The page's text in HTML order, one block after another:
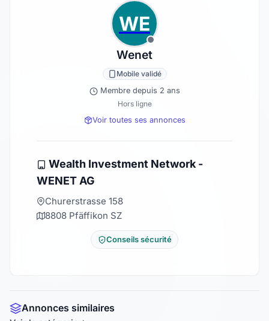
WE
Wenet
Mobile validé
Membre depuis 2 ans
Hors ligne
Voir toutes ses annonces
Wealth Investment Network -
WENET AG
Churerstrasse 158
8808 Pfäffikon SZ
Conseils sécurité
Annonces similaires